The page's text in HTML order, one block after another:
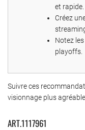
et rapide.
Créez
Notez
playoffs.
Suivre ces
visionnage plus
ART.1117961